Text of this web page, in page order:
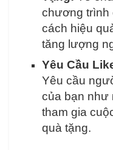
chương trình
cách hiệu
tăng lượng
Yêu Cầu
Yêu cầu
của bạn như
tham gia
quà tặng.